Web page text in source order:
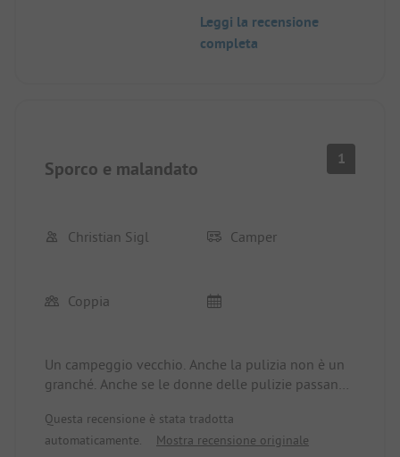
molto rumore fino alle 17.00. Non era possibile
sedersi all'esterno. L'acqua della doccia era da
Leggi la recensione
completa
Sporco e malandato 1
Christian Sigl Camper
Coppia
Un campeggio vecchio. Anche la pulizia non è un
granché. Anche se le donne delle pulizie passano
sulle porte e in tutti i bagni le cucine sembrano
essere condivise con il personale. Anche il parco
Questa recensione è stata tradotta
automaticamente.
Mostra recensione originale